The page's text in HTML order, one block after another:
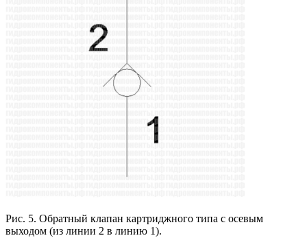
Рис. 5. Обратный клапан картриджного типа с осевым
выходом (из линии 2 в линию 1).